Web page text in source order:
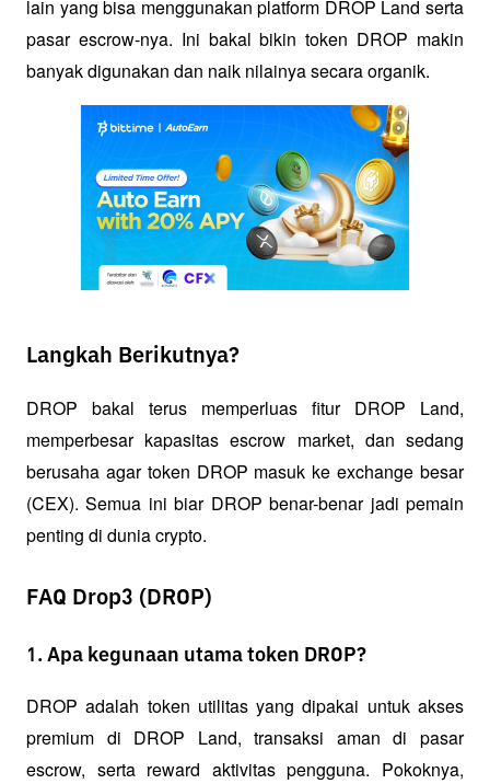
lain yang bisa menggunakan platform DROP Land serta
pasar escrow-nya. Ini bakal bikin token DROP makin
banyak digunakan dan naik nilainya secara organik.
Langkah Berikutnya?
DROP bakal terus memperluas fitur DROP Land,
memperbesar kapasitas escrow market, dan sedang
berusaha agar token DROP masuk ke exchange besar
(CEX). Semua ini biar DROP benar-benar jadi pemain
penting di dunia crypto.
FAQ Drop3 (DROP)
1. Apa kegunaan utama token DROP?
DROP adalah token utilitas yang dipakai untuk akses
premium di DROP Land, transaksi aman di pasar
escrow, serta reward aktivitas pengguna. Pokoknya,